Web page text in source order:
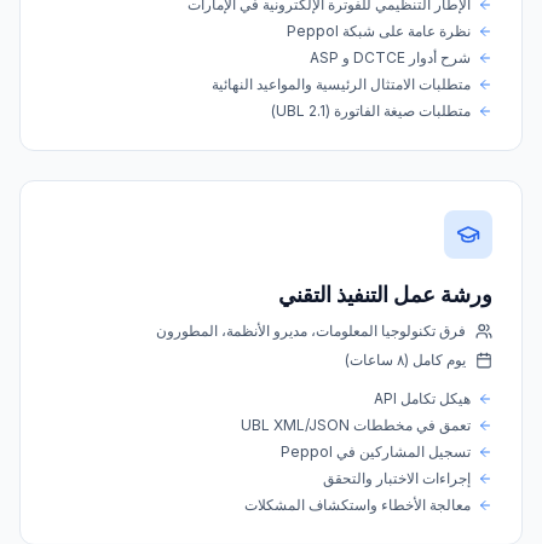
الإطار التنظيمي للفوترة الإلكترونية في الإمارات
نظرة عامة على شبكة Peppol
شرح أدوار DCTCE و ASP
متطلبات الامتثال الرئيسية والمواعيد النهائية
متطلبات صيغة الفاتورة (UBL 2.1)
ورشة عمل التنفيذ التقني
فرق تكنولوجيا المعلومات، مديرو الأنظمة، المطورون
يوم كامل (٨ ساعات)
هيكل تكامل API
تعمق في مخططات UBL XML/JSON
تسجيل المشاركين في Peppol
إجراءات الاختبار والتحقق
معالجة الأخطاء واستكشاف المشكلات